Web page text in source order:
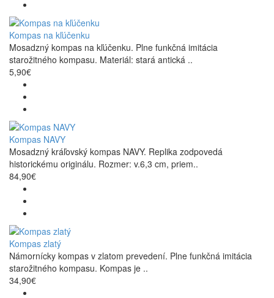
Kompas na kľúčenku
Mosadzný kompas na kľúčenku. Plne funkčná imitácia
starožitného kompasu. Materiál: stará antická ..
5,90€
Kompas NAVY
Mosadzný kráľovský kompas NAVY. Replika zodpovedá
historickému originálu. Rozmer: v.6,3 cm, priem..
84,90€
Kompas zlatý
Námornícky kompas v zlatom prevedení. Plne funkčná imitácia
starožitného kompasu. Kompas je ..
34,90€